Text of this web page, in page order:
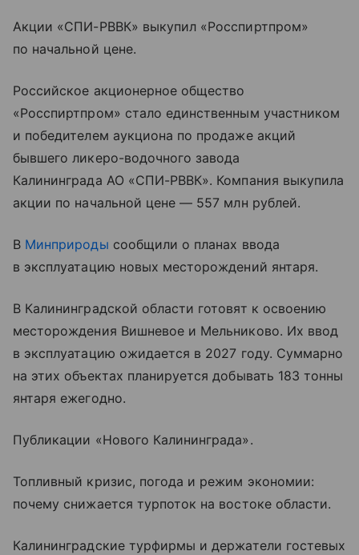
Акции «СПИ-РВВК» выкупил «Росспиртпром»
по начальной цене.
Российское акционерное общество
«Росспиртпром» стало единственным участником
и победителем аукциона по продаже акций
бывшего ликеро-водочного завода
Калининграда АО «СПИ-РВВК». Компания выкупила
акции по начальной цене — 557 млн рублей.
В Минприроды сообщили о планах ввода
в эксплуатацию новых месторождений янтаря.
В Калининградской области готовят к освоению
месторождения Вишневое и Мельниково. Их ввод
в эксплуатацию ожидается в 2027 году. Суммарно
на этих объектах планируется добывать 183 тонны
янтаря ежегодно.
Публикации «Нового Калининграда».
Топливный кризис, погода и режим экономии:
почему снижается турпоток на востоке области.
Калининградские турфирмы и держатели гостевых